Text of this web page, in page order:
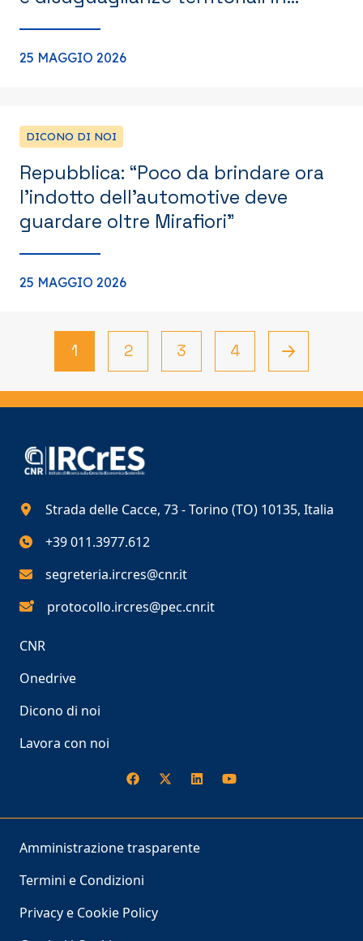
25 MAGGIO 2026
DICONO DI NOI
Repubblica: “Poco da brindare ora
l’indotto dell’automotive deve
guardare oltre Mirafiori”
25 MAGGIO 2026
1 2 3 4
Strada delle Cacce, 73 - Torino (TO) 10135, Italia
+39 011.3977.612
segreteria.ircres@cnr.it
protocollo.ircres@pec.cnr.it
CNR
Onedrive
Dicono di noi
Lavora con noi
Amministrazione trasparente
Termini e Condizioni
Privacy e Cookie Policy